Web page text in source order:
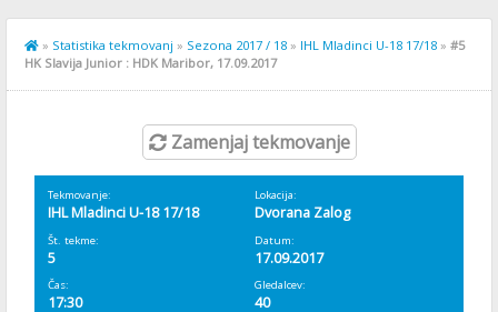
» Statistika tekmovanj » Sezona 2017 / 18 » IHL Mladinci U-18 17/18 » #5
HK Slavija Junior : HDK Maribor, 17.09.2017
Zamenjaj tekmovanje
Tekmovanje:
IHL Mladinci U-18 17/18
Lokacija:
Dvorana Zalog
Št. tekme:
5
Datum:
17.09.2017
Čas:
17:30
Gledalcev:
40